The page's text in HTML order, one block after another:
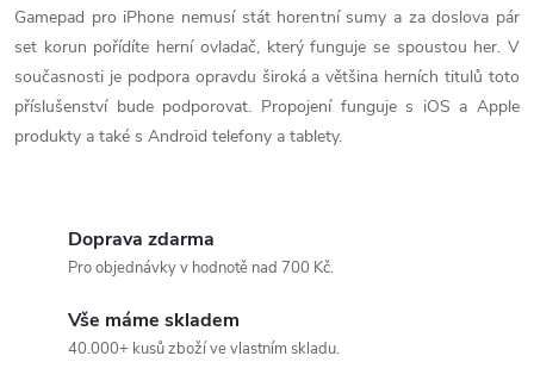
Gamepad pro iPhone nemusí stát horentní sumy a za doslova pár
set korun pořídíte herní ovladač, který funguje se spoustou her. V
současnosti je podpora opravdu široká a většina herních titulů toto
příslušenství bude podporovat. Propojení funguje s iOS a Apple
produkty a také s Android telefony a tablety.
Doprava zdarma
Pro objednávky v hodnotě nad 700 Kč.
Vše máme skladem
40.000+ kusů zboží ve vlastním skladu.